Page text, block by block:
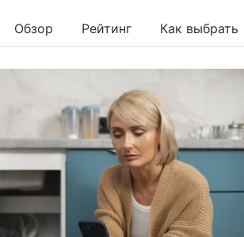
Обзор Рейтинг Как выбрать